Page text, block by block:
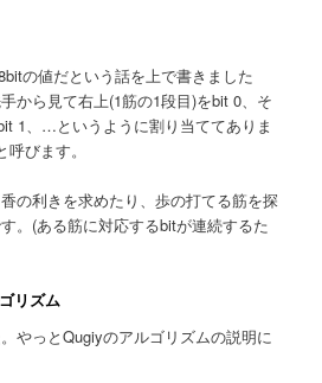
の値だという話を上で書きました
から見て右上(1筋の1段目)をbit 0、そ
1、…というように割り当ててありま
びます。
の利きを求めたり、歩の打てる筋を探
。(ある筋に対応するbitが連続するた
リズム
やっとQugiyのアルゴリズムの説明に